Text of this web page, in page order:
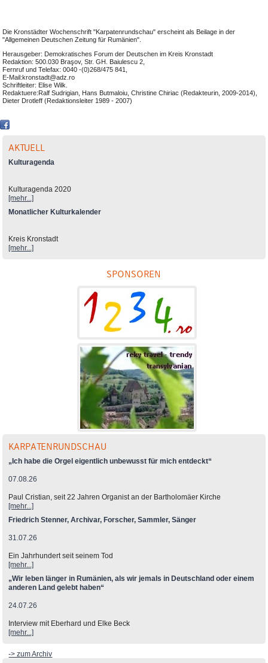
Die Kronstädter Wochenschrift "Karpatenrundschau" erscheint als Beilage in der
"Allgemeinen Deutschen Zeitung für Rumänien".
Herausgeber: Demokratisches Forum der Deutschen im Kreis Kronstadt
Redaktion: 500.030 Braşov, Str. GH. Baiulescu 2,
Fernruf und Telefax: 0040 -(0)268/475 841,
E-Mail:kronstadt@adz.ro
Schriftleiter: Elise Wilk.
Redaktuere:Ralf Sudrigian, Hans Butmaloiu, Christine Chiriac (Redakteurin, 2009-2014),
Dieter Drotleff (Redaktionsleiter 1989 - 2007)
AKTUELL
Kulturagenda
Kulturagenda 2020
[mehr...]
Monatlicher Kulturkalender
Kreis Kronstadt
[mehr...]
SPONSOREN
KARPATENRUNDSCHAU
„Ich habe die Orgel eigentlich unbewusst für mich entdeckt“
07.08.26
Paul Cristian, seit 22 Jahren Organist an der Bartholomäer Kirche
[mehr...]
Friedrich Stenner, Archivar, Forscher, Sammler, Sänger
31.07.26
Ein Jahrhundert seit seinem Tod
[mehr...]
„Wir leben länger in Rumänien, als wir jemals in Deutschland oder einem
anderen Land gelebt haben“
24.07.26
Interview mit Eberhard und Elke Beck
[mehr...]
-> zum Archiv